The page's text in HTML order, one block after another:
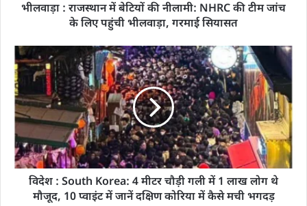
भीलवाड़ा : राजस्थान में बेटियों की नीलामी: NHRC की टीम जांच
के लिए पहुंची भीलवाड़ा, गरमाई सियासत
विदेश : South Korea: 4 मीटर चौड़ी गली में 1 लाख लोग थे
मौजूद, 10 प्वाइंट में जानें दक्षिण कोरिया में कैसे मची भगदड़